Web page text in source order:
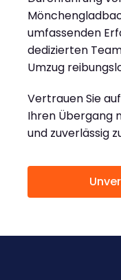
umfassenden
dedizierten
Umzug
Vertrauen Sie auf
Ihren Übergang
und zuverlässig